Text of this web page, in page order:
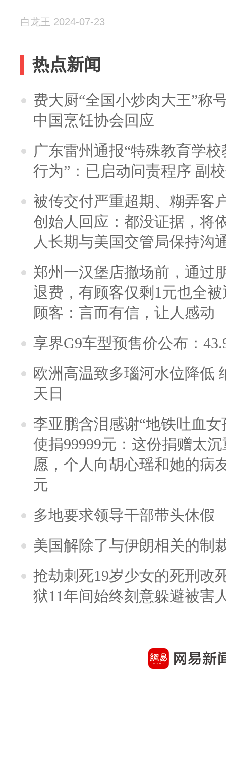
白龙王 2024-07-23
热点新闻
费大厨“全国小炒肉大王”称
中国烹饪协会回应
广东雷州通报“特殊教育学
行为”：已启动问责程序 副
被传交付严重超期、糊弄客
创始人回应：都没证据，将
人长期与美国交管局保持沟
郑州一汉堡店撤场前，通过
退费，有顾客仅剩1元也全
顾客：言而有信，让人感动
享界G9车型预售价公布：
欧洲高温致多瑙河水位降低
天日
李亚鹏含泪感谢“地铁吐血
使捐99999元：这份捐赠太
愿，个人向胡心瑶和她的病
元
多地要求领导干部带头休假
美国解除了与伊朗相关的制
抢劫刺死19岁少女的死刑改
狱11年间始终刻意躲避被害